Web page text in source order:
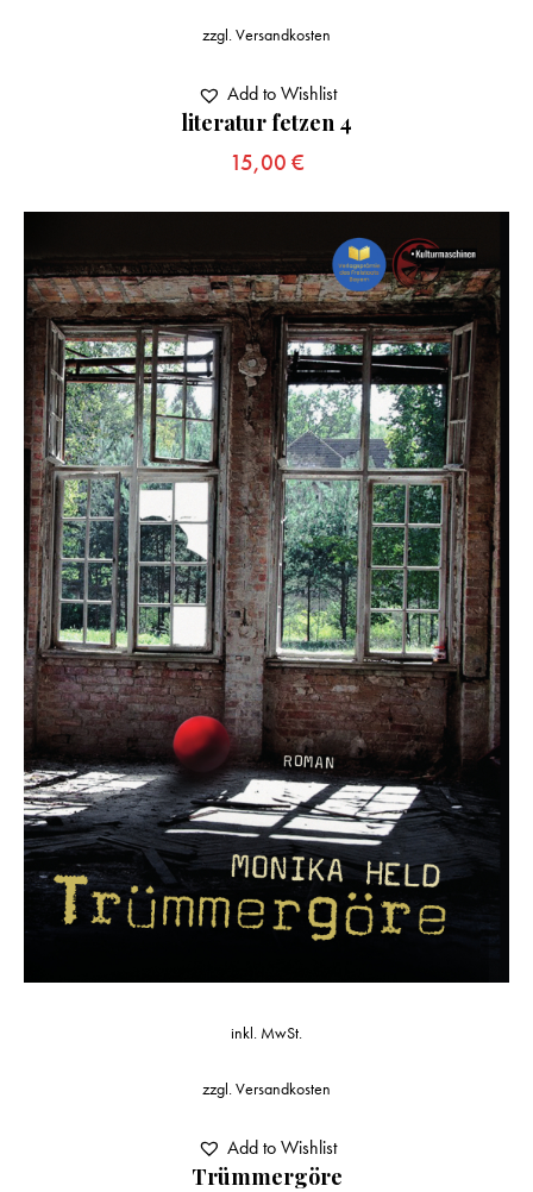
literatur fetzen 4
15,00 €
zzgl.Versandkosten
Add to Wishlist
Trümmergöre
inkl. MwSt.
zzgl.Versandkosten
Add to Wishlist